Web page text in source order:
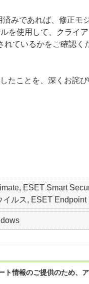
みであれば、修正モ
を使用して、クライ
れているかをご確認く
たことを、深くお詫
ESET Smart
ルス, ESET
ト情報のご提供のため